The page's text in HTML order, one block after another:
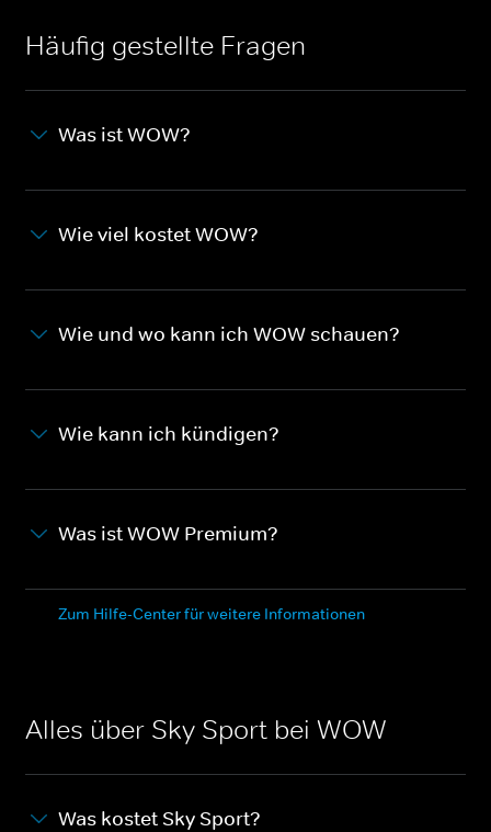
Häufig gestellte Fragen
Was ist WOW?
Wie viel kostet WOW?
Wie und wo kann ich WOW schauen?
Wie kann ich kündigen?
Was ist WOW Premium?
Zum Hilfe-Center für weitere Informationen
Alles über Sky Sport bei WOW
Was kostet Sky Sport?